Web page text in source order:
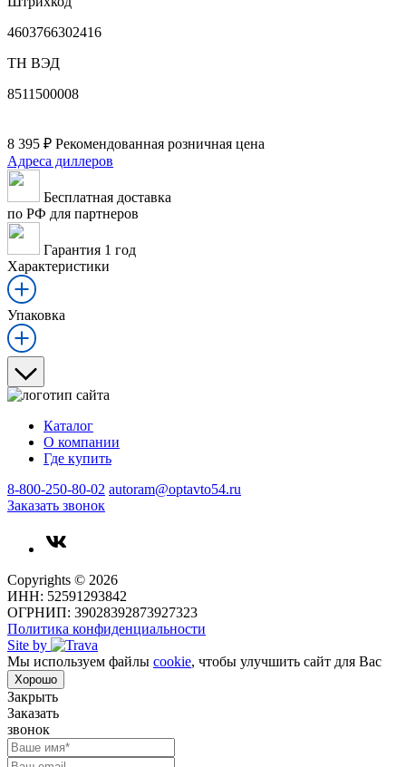
4603766302416
ТН ВЭД
8511500008
8 395 ₽ Рекомендованная розничная цена
Адреса диллеров
Бесплатная доставка
по РФ для партнеров
Гарантия 1 год
Характеристики
Упаковка
Каталог
О компании
Где купить
8-800-250-80-02 autoram@optavto54.ru
Заказать звонок
Copyrights © 2026
ИНН: 52591293842
ОГРНИП: 39028392873927323
Политика конфиденциальности
Site by
Мы используем файлы cookie, чтобы улучшить сайт для Вас
Хорошо
Закрыть
Заказать
звонок